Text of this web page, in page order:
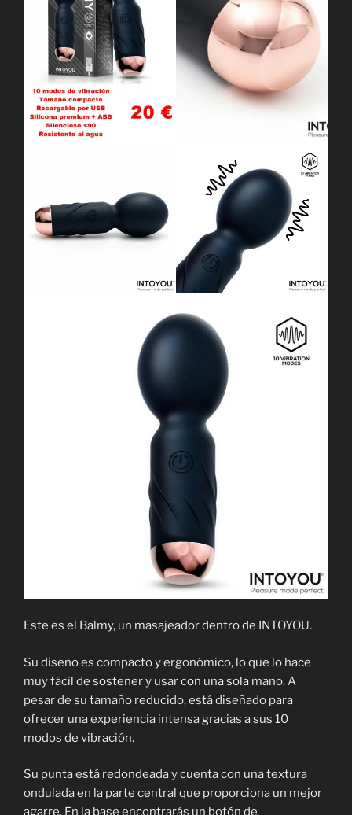
Este es el Balmy, un masajeador dentro de INTOYOU.
Su diseño es compacto y ergonómico, lo que lo hace
muy fácil de sostener y usar con una sola mano. A
pesar de su tamaño reducido, está diseñado para
ofrecer una experiencia intensa gracias a sus 10
modos de vibración.
Su punta está redondeada y cuenta con una textura
ondulada en la parte central que proporciona un mejor
agarre. En la base encontrarás un botón de